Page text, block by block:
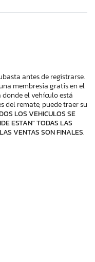
antes de registrarse.
membresia gratis en el
el vehículo está
del remate, puede traer su
LOS VEHICULOS SE
ESTAN" TODAS LAS
VENTAS SON FINALES.